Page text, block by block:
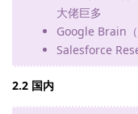
大佬巨多
Google Brain
Salesforce
2.2 国内